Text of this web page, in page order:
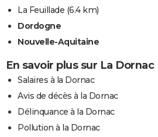
La Feuillade (6.4 km)
Dordogne
Nouvelle-Aquitaine
En savoir plus sur La Dornac
Salaires à la Dornac
Avis de décès à la Dornac
Délinquance à la Dornac
Pollution à la Dornac